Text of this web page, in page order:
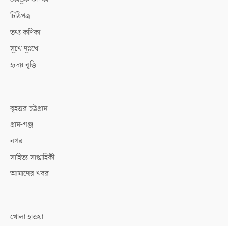
চিঠিপত্র
তথ্য কণিকা
সুখে দুঃখে
হৃদয় বৃত্তি
বৃহত্তর চট্টগ্রাম
গ্রাম-গঞ্জ
নগর
সাহিত্য সাপ্তাহিকী
আমাদের খবর
খোলা হাওয়া